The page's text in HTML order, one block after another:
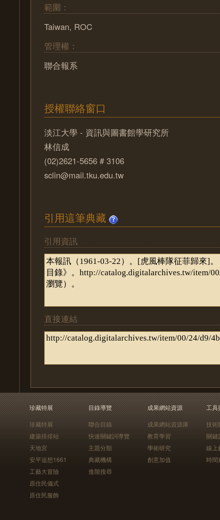
範圍：
Taiwan, ROC
管理權：
聯合報系
授權聯絡窗口
淡江大學 - 資訊與圖書館學研究所
林信成
(02)2621-5656 # 3106
sclin@mail.tku.edu.tw
引用這筆典藏
引用資訊
直接連結
珍藏特展
珍藏特展
建築排排站
天地宮
安平追想1661
工藝大冒險
原住民儀式
原住民服飾
目錄導覽
聯合目錄
快速關鍵詞導覽
主題分類
典藏機構
進階搜尋
成果網站資源
成果網站資源庫
教育學習
學術研究
創意加值
工具
技術
關鍵
線上
時間